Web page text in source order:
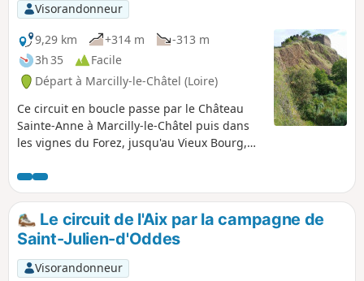
Visorandonneur
9,29 km
+314 m
-313 m
3h 35
Facile
Départ à Marcilly-le-Châtel (Loire)
Ce circuit en boucle passe par le Château
Sainte-Anne à Marcilly-le-Châtel puis dans
les vignes du Forez, jusqu'au Vieux Bourg,
Goutte des Brosses.
Le circuit de l'Aix par la campagne de
Saint-Julien-d'Oddes
Visorandonneur